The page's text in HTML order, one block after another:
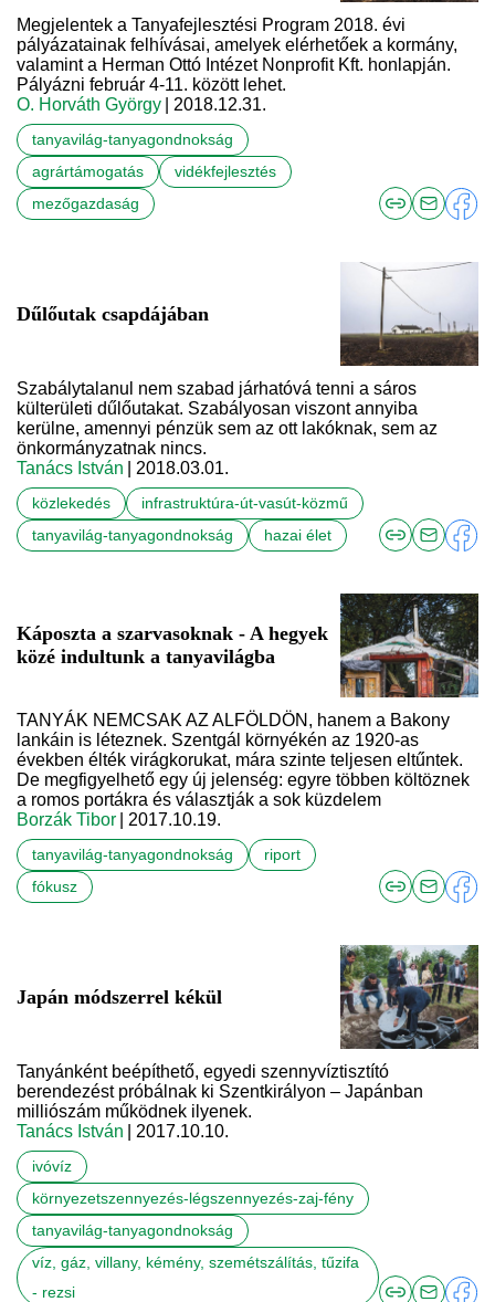
Megjelentek a Tanyafejlesztési Program 2018. évi
pályázatainak felhívásai, amelyek elérhetőek a kormány,
valamint a Herman Ottó Intézet Nonprofit Kft. honlapján.
Pályázni február 4-11. között lehet.
O. Horváth György
| 2018.12.31.
tanyavilág-tanyagondnokság
agrártámogatás
vidékfejlesztés
mezőgazdaság
Dűlőutak csapdájában
Szabálytalanul nem szabad járhatóvá tenni a sáros
külterületi dűlőutakat. Szabályosan viszont annyiba
kerülne, amennyi pénzük sem az ott lakóknak, sem az
önkormányzatnak nincs.
Tanács István
| 2018.03.01.
közlekedés
infrastruktúra-út-vasút-közmű
tanyavilág-tanyagondnokság
hazai élet
Káposzta a szarvasoknak - A hegyek
közé indultunk a tanyavilágba
TANYÁK NEMCSAK AZ ALFÖLDÖN, hanem a Bakony
lankáin is léteznek. Szentgál környékén az 1920-as
években élték virágkorukat, mára szinte teljesen eltűntek.
De megfigyelhető egy új jelenség: egyre többen költöznek
a romos portákra és választják a sok küzdelem
Borzák Tibor
| 2017.10.19.
tanyavilág-tanyagondnokság
riport
fókusz
Japán módszerrel kékül
Tanyánként beépíthető, egyedi szennyvíztisztító
berendezést próbálnak ki Szentkirályon – Japánban
milliószám működnek ilyenek.
Tanács István
| 2017.10.10.
ivóvíz
környezetszennyezés-légszennyezés-zaj-fény
tanyavilág-tanyagondnokság
víz, gáz, villany, kémény, szemétszálítás, tűzifa
- rezsi